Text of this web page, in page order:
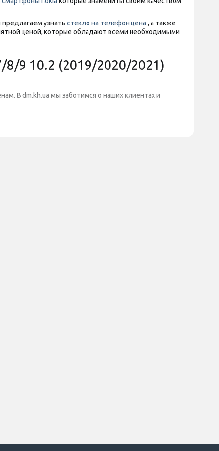
узнать стекло на телефон цена , а также
ценой, которые обладают всеми необходимыми
9 10.2 (2019/2020/2021)
В dm.kh.ua мы заботимся о наших клиентах и